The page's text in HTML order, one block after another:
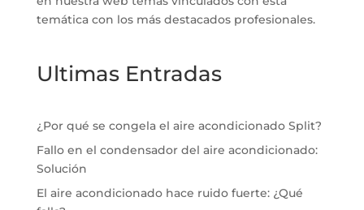
temática con los más destacados profesionales.
Ultimas Entradas
¿Por qué se congela el aire acondicionado Split?
Fallo en el condensador del aire acondicionado:
Solución
El aire acondicionado hace ruido fuerte: ¿Qué